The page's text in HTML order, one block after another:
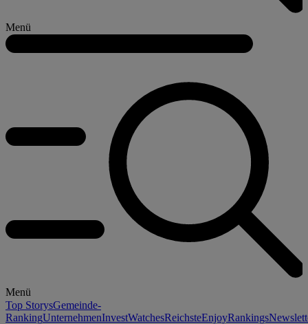
Menü
Menü
Top StorysGemeinde-
RankingUnternehmenInvestWatchesReichsteEnjoyRankings